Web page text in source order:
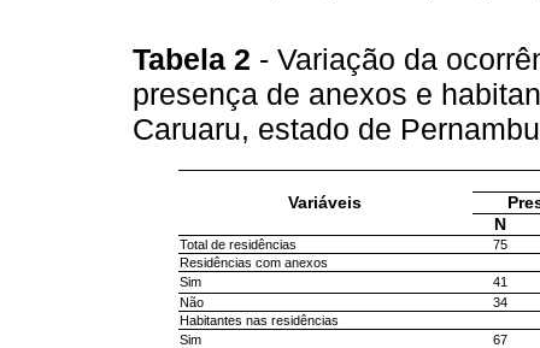
Tabela 2 - Variação da
presença de anexos e
Caruaru, estado de
Variáveis
N
Total de residências
75
Residências com anexos
Sim
41
Não
34
Habitantes nas residências
Sim
67